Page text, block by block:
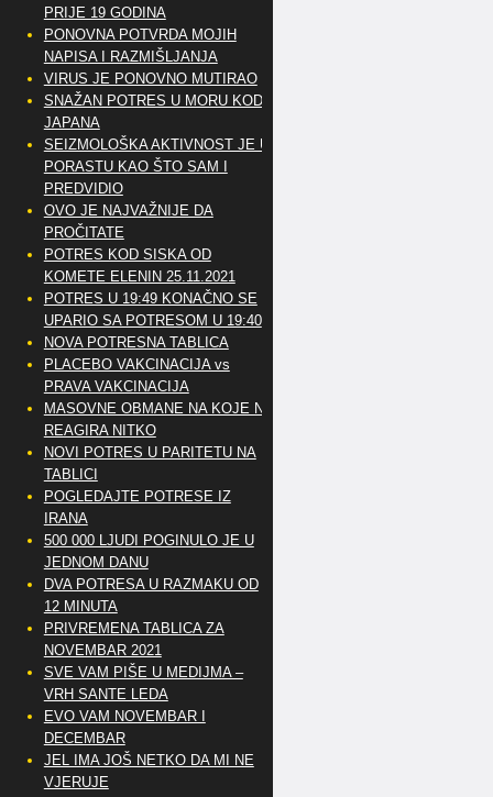
PRIJE 19 GODINA
PONOVNA POTVRDA MOJIH
NAPISA I RAZMIŠLJANJA
VIRUS JE PONOVNO MUTIRAO
SNAŽAN POTRES U MORU KOD
JAPANA
SEIZMOLOŠKA AKTIVNOST JE U
PORASTU KAO ŠTO SAM I
PREDVIDIO
OVO JE NAJVAŽNIJE DA
PROČITATE
POTRES KOD SISKA OD
KOMETE ELENIN 25.11.2021
POTRES U 19:49 KONAČNO SE
UPARIO SA POTRESOM U 19:40
NOVA POTRESNA TABLICA
PLACEBO VAKCINACIJA vs
PRAVA VAKCINACIJA
MASOVNE OBMANE NA KOJE NE
REAGIRA NITKO
NOVI POTRES U PARITETU NA
TABLICI
POGLEDAJTE POTRESE IZ
IRANA
500 000 LJUDI POGINULO JE U
JEDNOM DANU
DVA POTRESA U RAZMAKU OD
12 MINUTA
PRIVREMENA TABLICA ZA
NOVEMBAR 2021
SVE VAM PIŠE U MEDIJMA –
VRH SANTE LEDA
EVO VAM NOVEMBAR I
DECEMBAR
JEL IMA JOŠ NETKO DA MI NE
VJERUJE